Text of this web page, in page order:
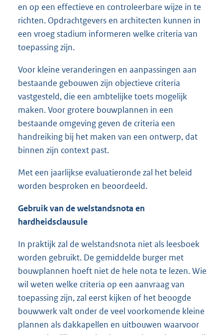
en op een effectieve en controleerbare wijze in te
richten. Opdrachtgevers en architecten kunnen in
een vroeg stadium informeren welke criteria van
toepassing zijn.
Voor kleine veranderingen en aanpassingen aan
bestaande gebouwen zijn objectieve criteria
vastgesteld, die een ambtelijke toets mogelijk
maken. Voor grotere bouwplannen in een
bestaande omgeving geven de criteria een
handreiking bij het maken van een ontwerp, dat
binnen zijn context past.
Met een jaarlijkse evaluatieronde zal het beleid
worden besproken en beoordeeld.
Gebruik van de welstandsnota en
hardheidsclausule
In praktijk zal de welstandsnota niet als leesboek
worden gebruikt. De gemiddelde burger met
bouwplannen hoeft niet de hele nota te lezen. Wie
wil weten welke criteria op een aanvraag van
toepassing zijn, zal eerst kijken of het beoogde
bouwwerk valt onder de veel voorkomende kleine
plannen als dakkapellen en uitbouwen waarvoor